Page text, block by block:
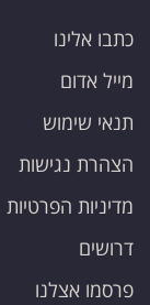
כתבו אלינו
מייל אדום
תנאי שימוש
הצהרת נגישות
מדיניות הפרטיות
דרושים
פרסמו אצלנו